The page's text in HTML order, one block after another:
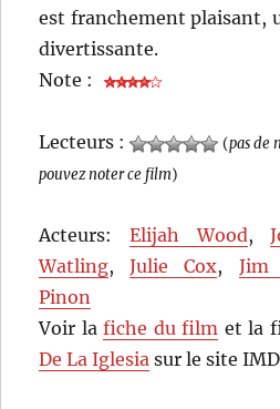
est franchement plaisant,
divertissante.
Note :
Lecteurs : (pas de
pouvez noter ce film)
Acteurs: Elijah Wood,
Watling,Julie Cox, Jim
Pinon
Voir lafiche du film et la
De La Iglesia sur le site